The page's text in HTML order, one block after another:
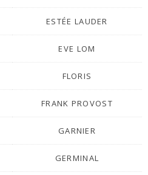
ESTÉE LAUDER
EVE LOM
FLORIS
FRANK PROVOST
GARNIER
GERMINAL